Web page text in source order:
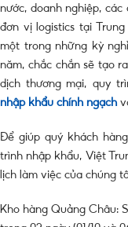
nước, doanh nghiệp,
đơn vị logistics tại
một trong những kỳ
năm, chắc chắn sẽ tạo
dịch thương mại, quy
nhập khẩu chính ngạch
Để giúp quý khách
trình nhập khẩu, Việt
lịch làm việc của chúng
Kho hàng Quảng Châu: